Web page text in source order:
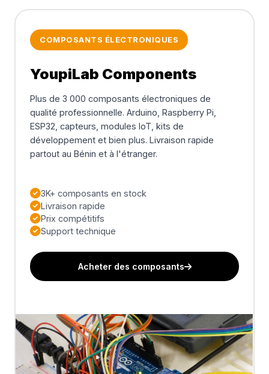
COMPOSANTS ÉLECTRONIQUES
YoupiLab Components
Plus de 3 000 composants électroniques de
qualité professionnelle. Arduino, Raspberry Pi,
ESP32, capteurs, modules IoT, kits de
développement et bien plus. Livraison rapide
partout au Bénin et à l'étranger.
3K+ composants en stock
Livraison rapide
Prix compétitifs
Support technique
Acheter des composants